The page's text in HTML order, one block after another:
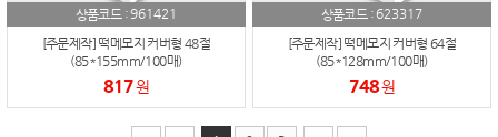
상품코드 :961421
[주문제작] 떡메모지 커버형 48절
(85*155mm/100매)
817원
상품코드 : 623317
[주문제작] 떡메모지 커버형 64절
(85*128mm/100매)
748원